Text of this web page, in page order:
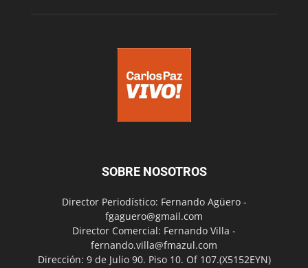
SOBRE NOSOTROS
Director Periodístico: Fernando Agüero -
fgaguero@gmail.com
Director Comercial: Fernando Villa -
fernando.villa@fmazul.com
Dirección: 9 de Julio 90. Piso 10. Of 107.(X5152EYN)